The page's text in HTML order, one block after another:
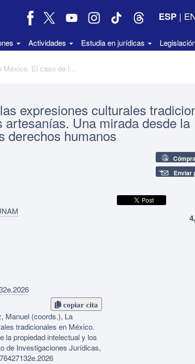
ESP |
Actividades Estudia en jurídicas
La protección jurídica de las expresiones culturales tradicionales en México. El caso de las artesanías. Una mirada desde la propiedad intelectual y los derechos humanos
expresiones culturales
Una mirada desde la
derechos humanos
copiar cita
Manuel (coords.), La
tradicionales en México.
la propiedad intelectual y los
de Investigaciones Jurídicas,
Enviar